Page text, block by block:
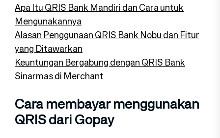
Apa Itu QRIS Bank Mandiri dan Cara untuk
Mengunakannya
Alasan Penggunaan QRIS Bank Nobu dan Fitur
yang Ditawarkan
Keuntungan Bergabung dengan QRIS Bank
Sinarmas di Merchant
Cara membayar menggunakan
QRIS dari Gopay